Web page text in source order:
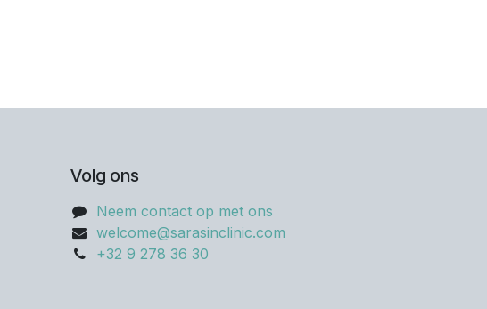
Volg ons
Neem contact op met ons
welcome@sarasinclinic.com
+32 9 278 36 30